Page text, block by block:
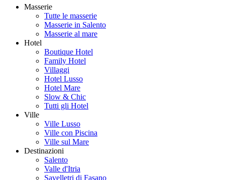
Masserie
Tutte le masserie
Masserie in Salento
Masserie al mare
Hotel
Boutique Hotel
Family Hotel
Villaggi
Hotel Lusso
Hotel Mare
Slow & Chic
Tutti gli Hotel
Ville
Ville Lusso
Ville con Piscina
Ville sul Mare
Destinazioni
Salento
Valle d'Itria
Savelletri di Fasano